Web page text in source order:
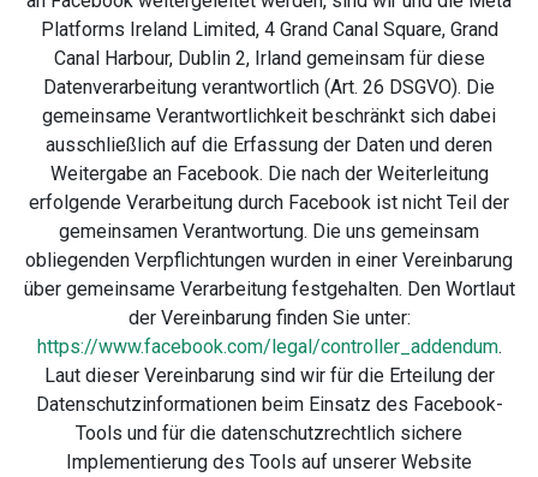
Platforms Ireland Limited, 4 Grand Canal Square, Grand
Canal Harbour, Dublin 2, Irland gemeinsam für diese
Datenverarbeitung verantwortlich (Art. 26 DSGVO). Die
gemeinsame Verantwortlichkeit beschränkt sich dabei
ausschließlich auf die Erfassung der Daten und deren
Weitergabe an Facebook. Die nach der Weiterleitung
erfolgende Verarbeitung durch Facebook ist nicht Teil der
gemeinsamen Verantwortung. Die uns gemeinsam
obliegenden Verpflichtungen wurden in einer Vereinbarung
über gemeinsame Verarbeitung festgehalten. Den Wortlaut
der Vereinbarung finden Sie unter:
https://www.facebook.com/legal/controller_addendum.
Laut dieser Vereinbarung sind wir für die Erteilung der
Datenschutzinformationen beim Einsatz des Facebook-
Tools und für die datenschutzrechtlich sichere
Implementierung des Tools auf unserer Website